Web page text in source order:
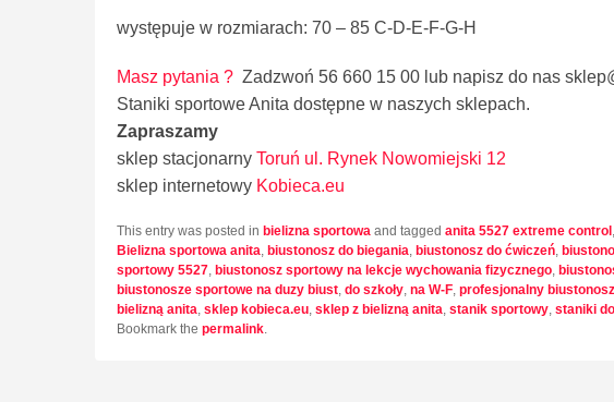
występuje w rozmiarach: 70 – 85 C-D-E-F-G-H
Masz pytania ? Zadzwoń 56 660 15 00 lub napisz do nas
Staniki sportowe Anita dostępne w naszych sklepach.
Zapraszamy
sklep stacjonarny Toruń ul. Rynek Nowomiejski 12
sklep internetowy Kobieca.eu
This entry was posted in bielizna sportowa and tagged anita 5527 extreme control ,
Bielizna sportowa anita, biustonosz do biegania, biustonosz do ćwiczeń,
sportowy 5527, biustonosz sportowy na lekcje wychowania fizycznego,
biustonosze sportowe na duzy biust, do szkoły, na W-F, profesjonalny
bielizną anita, sklep kobieca.eu, sklep z bielizną anita, stanik sportowy, staniki
Bookmark the permalink.